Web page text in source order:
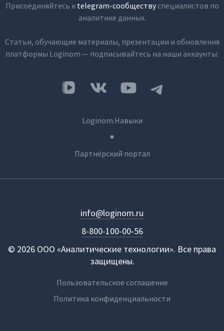
Присоединяйтесь к telegram-сообществуспециалистов по
аналитике данных.
Статьи, обучающие материалы, презентации и обновления
платформы Loginom — подписывайтесь на наши аккаунты:
Loginom.Навыки
Партнёрский портал
© 2026 ООО «Аналитические технологии». Все права
защищены.
8-800-100-00-56
info@loginom.ru
Пользовательское соглашение
Политика конфиденциальности